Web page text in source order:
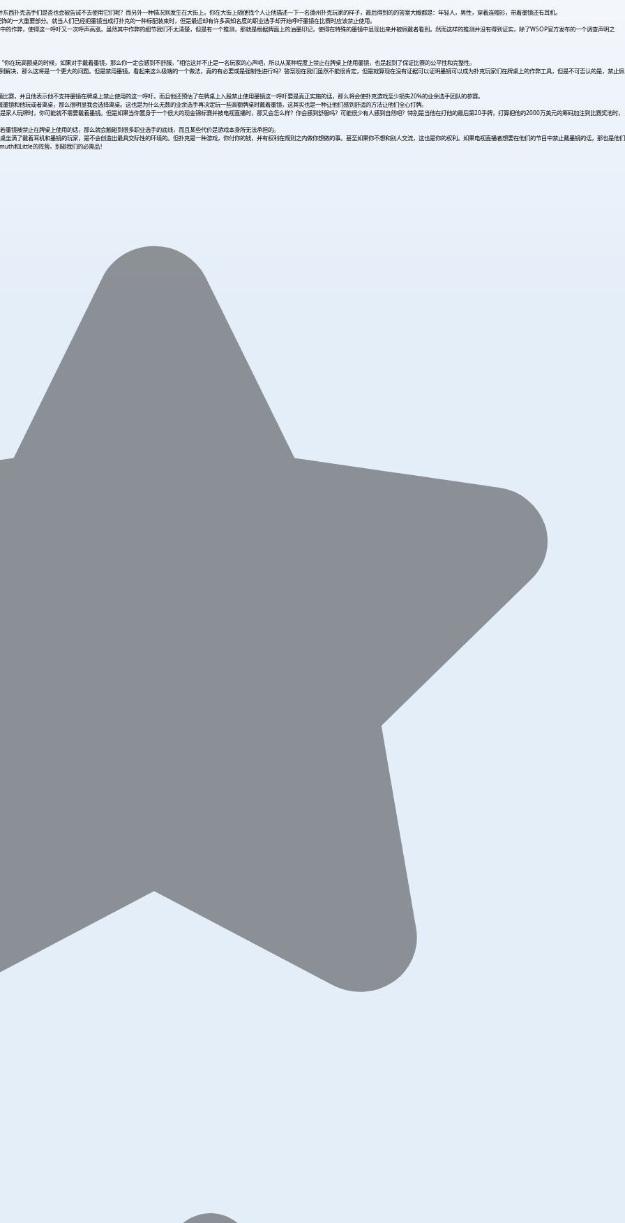
扑克选手们是否也会被告诫不去使用它们呢？而另外一种情况则发生在大街上。你在大街上随便找个人让他描述一下一名德州扑克玩家的样子，最后得到的的答案大概都是：年轻人，男性，穿着连帽衫，带着墨镜还有耳机。
一大重要部分。就当人们已经把墨镜当成打扑克的一种标配装束时，但是最近却有许多高知名度的职业选手却开始呼吁墨镜在比赛时应该禁止使用。
弊，使得这一呼吁又一次呼声高涨。虽然其中作弊的细节我们不太清楚，但是有一个推测，那就是根据牌面上的油墨印记，使得在特殊的墨镜中显现出来并被佩戴者看到。然而这样的推测并没有得到证实，除了WSOP官方发布的一个调查声明之
玩高额桌的时候，如果对手戴着墨镜，那么你一定会感到不舒服。”相信这并不止是一名玩家的心声吧，所以从某种程度上禁止在牌桌上使用墨镜，也是起到了保证比赛的公平性和完整性。
，那么这将是一个更大的问题。但是禁用墨镜，看起来这么极端的一个做法，真的有必要或是强制性进行吗？答案现在我们虽然不能很肯定，但是就算现在没有证据可以证明墨镜可以成为扑克玩家们在牌桌上的作弊工具，但是不可否认的是，禁止佩
，并且他表示他不支持墨镜在牌桌上禁止使用的这一呼吁。而且他还预估了在牌桌上入股禁止使用墨镜这一呼吁要是真正实施的话，那么将会使扑克游戏至少损失20%的业余选手团队的参赛。
他玩或者离桌，那么很明显我会选择离桌。这也是为什么无数的业余选手再决定玩一些高额牌桌时戴着墨镜，这其实也是一种让他们感到舒适的方法让他们全心打牌。
人玩牌时，你可能就不需要戴着墨镜。但是如果当你置身于一个很大的现金锦标赛并被电视直播时，那又会怎么样？你会感到舒服吗？可能很少有人感到自然吧？特别是当他在打他的最后第20手牌，打算把他的2000万美元的筹码加注到比赛奖池时，
镜被禁止在牌桌上使用的话，那么就会触碰到很多职业选手的底线，而且某些代价是游戏本身所无法承担的。
满了戴着耳机和墨镜的玩家，是不会创造出最具交际性的环境的。但扑克是一种游戏，你付你的钱，并有权利在规则之内做你想做的事。甚至如果你不想和别人交流，这也是你的权利。如果电视直播者想要在他们的节目中禁止戴墨镜的话，那也是他们
和Little的阵营。别碰我们的必需品！